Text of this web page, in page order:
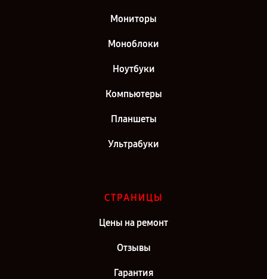
Мониторы
Моноблоки
Ноутбуки
Компьютеры
Планшеты
Ультрабуки
СТРАНИЦЫ
Цены на ремонт
Отзывы
Гарантия